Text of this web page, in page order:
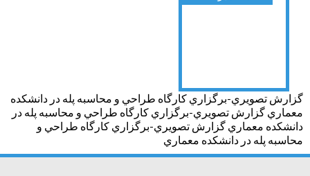
گزارش تصويري-برگزاري كارگاه طراحي و محاسبه پله در دانشكده
معماري گزارش تصويري-برگزاري كارگاه طراحي و محاسبه پله در
دانشكده معماري گزارش تصويري-برگزاري كارگاه طراحي و
محاسبه پله در دانشكده معماري